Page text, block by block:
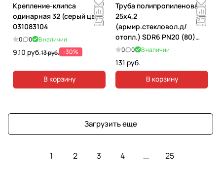
Крепление-клипса
одинарная 32 (серый цв).
031083104
0 0 В наличии
9.10 руб.13 руб. -30%
В корзину
Труба полипропиленовая
25х4,2
(армир.стекловол.д/
отопл.) SDR6 PN20 (80)
TEBO. 030010403
0 0 В наличии
131 руб.
В корзину
Загрузить еще
1 2 3 4 ... 25